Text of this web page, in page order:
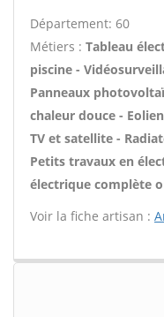
Département: 60
Métiers : Tableau
piscine -
Panneaux
chaleur douce -
TV et satellite -
Petits travaux en
électrique complète
Voir la fiche artisan :